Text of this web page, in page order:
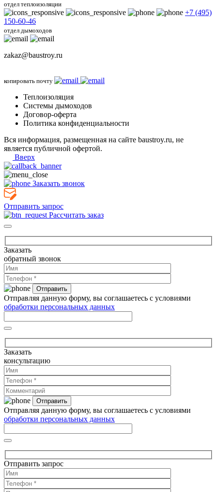
отдел теплоизоляции
+7 (495)
150-60-46
отдел дымоходов
zakaz@baustroy.ru
копировать почту
Теплоизоляция
Системы дымоходов
Договор-оферта
Политика конфиденциальности
Вся информация, размещенная на сайте baustroy.ru, не
является публичной офертой.
Вверх
Заказать звонок
Отправить запрос
Рассчитать заказ
Заказать
обратный звонок
Отправляя данную форму, вы соглашаетесь с условиями
обработки персональных данных
Заказать
консультацию
Отправляя данную форму, вы соглашаетесь с условиями
обработки персональных данных
Отправить запрос